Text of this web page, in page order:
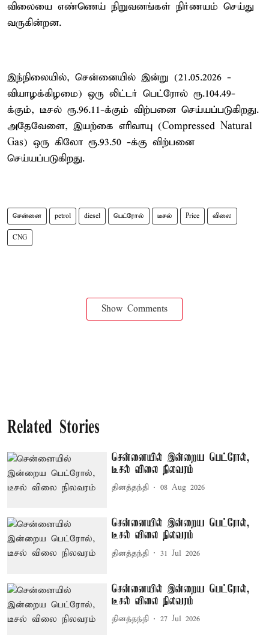
விலையை எண்ணெய் நிறுவனங்கள் நிர்ணயம் செய்து
வருகின்றன.
இந்நிலையில், சென்னையில் இன்று (21.05.2026 -
வியாழக்கிழமை) ஒரு லிட்டர் பெட்ரோல் ரூ.104.49-
க்கும், டீசல் ரூ.96.11-க்கும் விற்பனை செய்யப்படுகிறது.
அதேவேளை, இயற்கை எரிவாயு (Compressed Natural
Gas) ஒரு கிலோ ரூ.93.50 -க்கு விற்பனை
செய்யப்படுகிறது.
சென்னை petrol diesel பெட்ரோல் டீசல் Price விலை
CNG
Show Comments
Related Stories
சென்னையில் இன்றைய பெட்ரோல்,
டீசல் விலை நிலவரம்
தினத்தந்தி 08 Aug 2026
சென்னையில் இன்றைய பெட்ரோல்,
டீசல் விலை நிலவரம்
தினத்தந்தி 31 Jul 2026
சென்னையில் இன்றைய பெட்ரோல்,
டீசல் விலை நிலவரம்
தினத்தந்தி 27 Jul 2026